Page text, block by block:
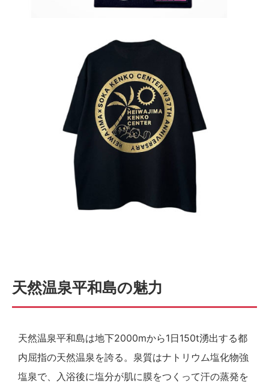
天然温泉平和島の魅力
天然温泉平和島は地下2000mから1日150t湧出する都
内屈指の天然温泉を誇る。泉質はナトリウム塩化物強
塩泉で、入浴後に塩分が肌に膜をつくって汗の蒸発を